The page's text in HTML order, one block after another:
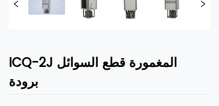
ICQ-2J المغمورة قطع السوائل
برودة